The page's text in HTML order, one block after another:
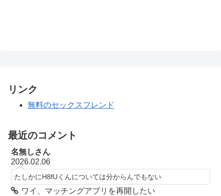
リンク
無料のセックスフレンド
最近のコメント
名無しさん
2026.02.06
たしかにH8fUくんについては分からんでもない
ワイ、マッチングアプリを再開したい